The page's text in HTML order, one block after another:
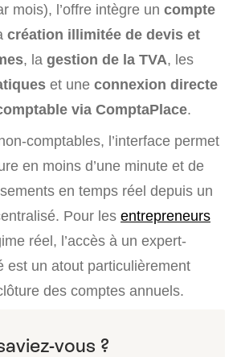
mois), l’offre intègre un compte
création illimitée de devis et
, la gestion de la TVA, les
et une connexion directe
via ComptaPlace.
comptables, l’interface permet
en moins d’une minute et de
en temps réel depuis un
Pour les entrepreneurs
réel, l’accès à un expert-
est un atout particulièrement
des comptes annuels.
vous ?